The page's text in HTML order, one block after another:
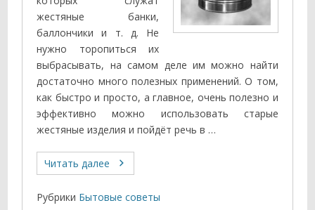
жестяные банки,
баллончики и т. д. Не
нужно торопиться их
выбрасывать, на самом деле им можно найти
достаточно много полезных применений. О том,
как быстро и просто, а главное, очень полезно и
эффективно можно использовать старые
жестяные изделия и пойдёт речь в …
Читать далее
Рубрики Бытовые советы